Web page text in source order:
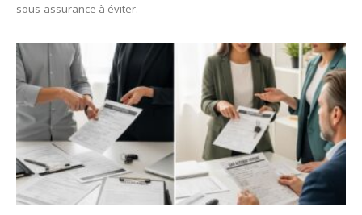
sous-assurance à éviter.